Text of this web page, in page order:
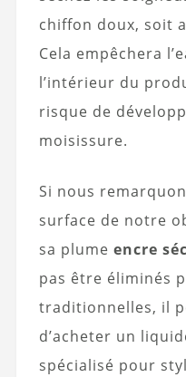
chiffon doux, soit
Cela empêchera
l’intérieur du
risque de
moisissure.
Si nous
surface de notre
sa plume encre
pas être éliminés
traditionnelles, il
d’acheter un
spécialisé pour